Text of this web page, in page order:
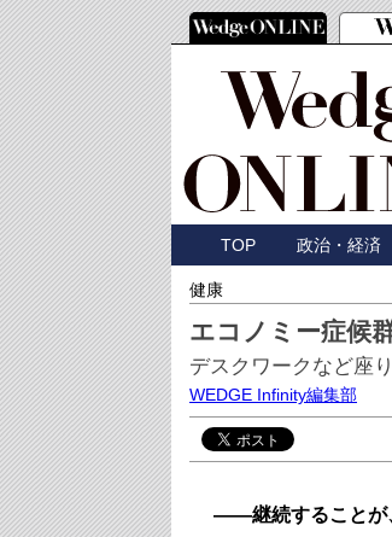
TOP 政治・経済
健康
エコノミー症候
デスクワークなど座
WEDGE Infinity編集部
――継続することが